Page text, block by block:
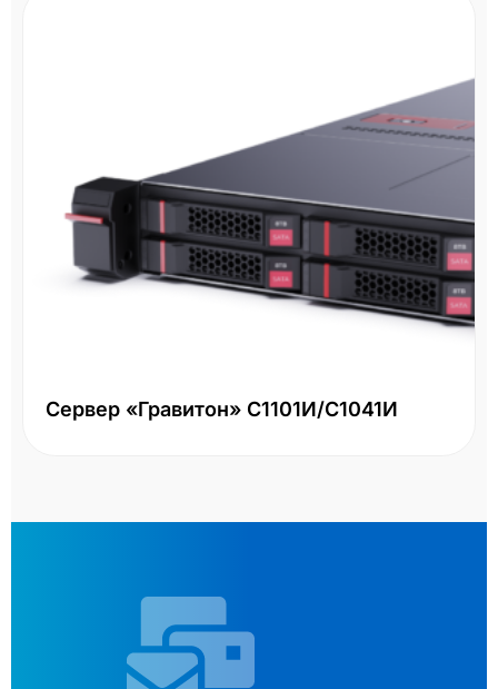
Сервер «Гравитон» С1101И/С1041И